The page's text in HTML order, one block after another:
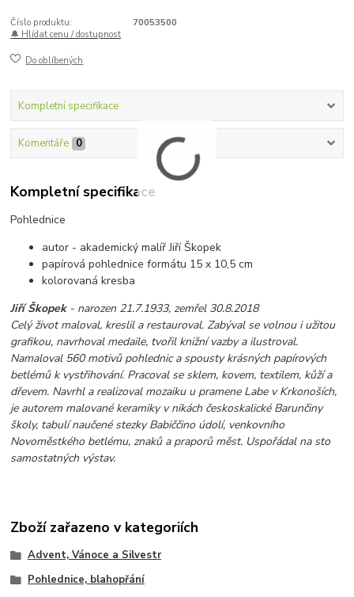
Číslo produktu:
70053500
🔔 Hlídat cenu / dostupnost
Do oblíbených
Kompletní specifikace
Komentáře 0
Kompletní specifikace
Pohlednice
autor - akademický malíř Jiří Škopek
papírová pohlednice formátu 15 x 10,5 cm
kolorovaná kresba
Jiří Škopek- narozen 21.7.1933, zemřel 30.8.2018
Celý život maloval, kreslil a restauroval. Zabýval se volnou i užitou
grafikou, navrhoval medaile, tvořil knižní vazby a ilustroval.
Namaloval 560 motivů pohlednic a spousty krásných papírových
betlémů k vystřihování. Pracoval se sklem, kovem, textilem, kůží a
dřevem. Navrhl a realizoval mozaiku u pramene Labe v Krkonoších,
je autorem malované keramiky v nikách českoskalické Barunčiny
školy, tabulí naučené stezky Babiččino údolí, venkovního
Novoměstkého betlému, znaků a praporů měst. Uspořádal na sto
samostatných výstav.
Zboží zařazeno v kategoriích
Advent, Vánoce a Silvestr
Pohlednice, blahopřání